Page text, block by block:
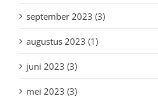
september 2023 (3)
augustus 2023 (1)
juni 2023 (3)
mei 2023 (3)